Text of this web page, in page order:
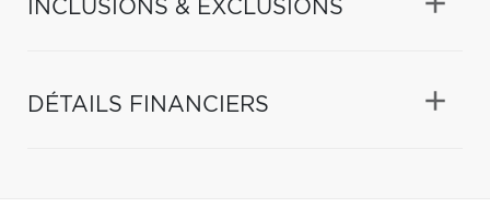
INCLUSIONS & EXCLUSIONS
DÉTAILS FINANCIERS